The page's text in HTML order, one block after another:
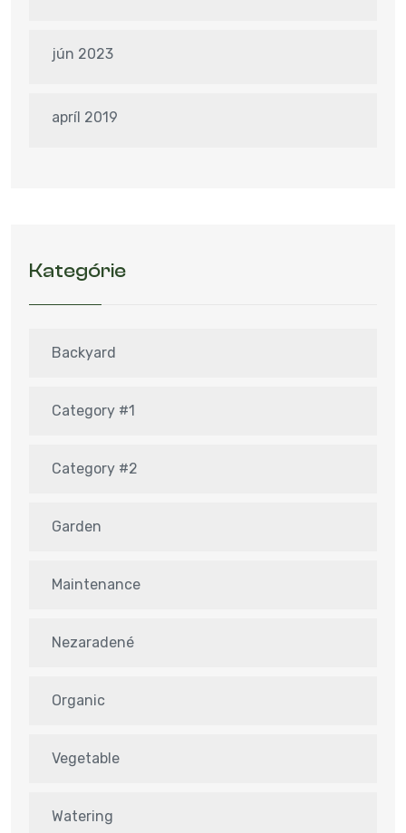
jún 2023
apríl 2019
Kategórie
Backyard
Category #1
Category #2
Garden
Maintenance
Nezaradené
Organic
Vegetable
Watering